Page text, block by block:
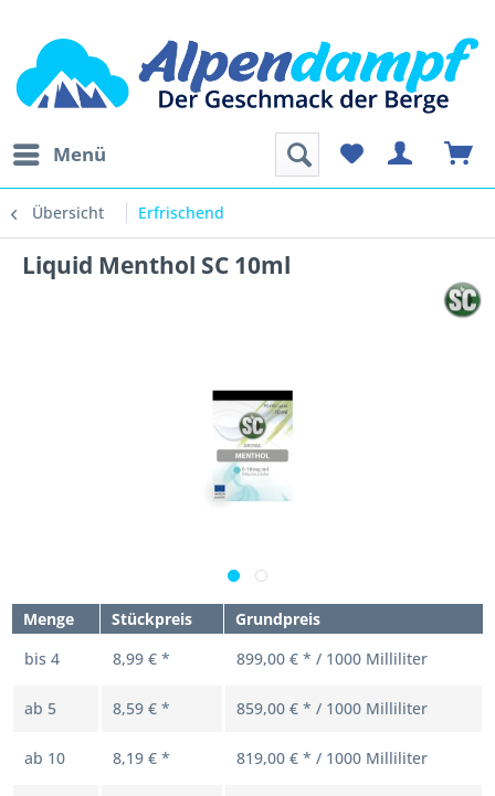
Menü
Übersicht Erfrischend
Liquid Menthol SC 10ml
Menge Stückpreis
Grundpreis
bis 4 8,99 € * 899,00 € * / 1000 Milliliter
ab 5 8,59 € * 859,00 € * / 1000 Milliliter
ab 10 8,19 € * 819,00 € * / 1000 Milliliter